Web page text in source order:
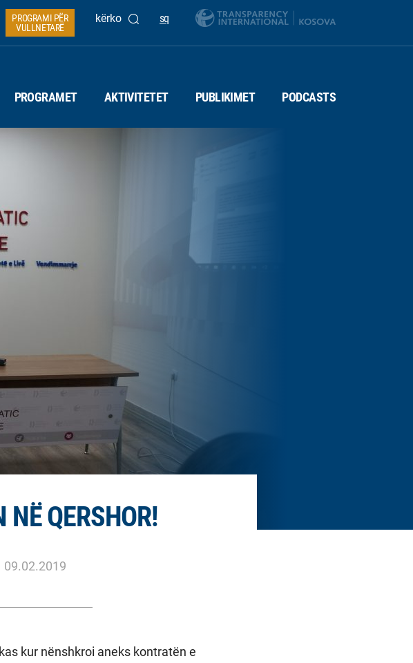
sq
kërko
PROGRAMI PËR
VULLNETARË
PROGRAMET AKTIVITETET PUBLIKIMET PODCASTS
QERSHOR!
09.02.2019
kur nënshkroi aneks kontratën e